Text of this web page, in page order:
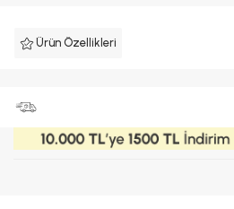
Ürün Özellikleri